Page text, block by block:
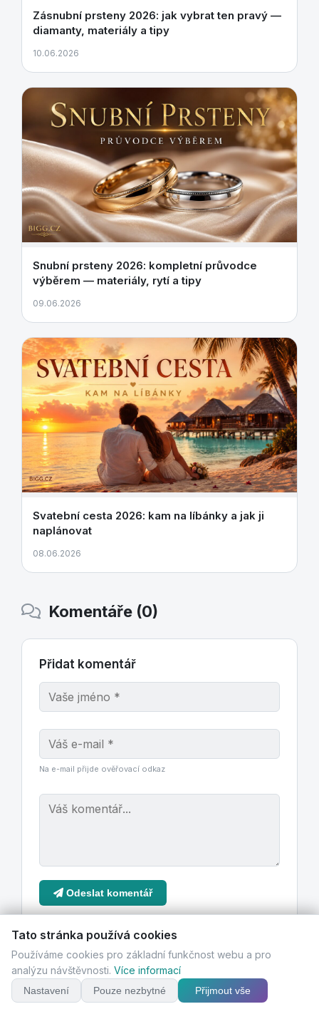
Zásnubní prsteny 2026: jak vybrat ten pravý —
diamanty, materiály a tipy
10.06.2026
Snubní prsteny 2026: kompletní průvodce
výběrem — materiály, rytí a tipy
09.06.2026
Svatební cesta 2026: kam na líbánky a jak ji
naplánovat
08.06.2026
Komentáře (0)
Přidat komentář
Na e-mail přijde ověřovací odkaz
Odeslat komentář
Tato stránka používá cookies
Používáme cookies pro základní funkčnost webu a pro
analýzu návštěvnosti. Více informací
Nastavení Pouze nezbytné Přijmout vše